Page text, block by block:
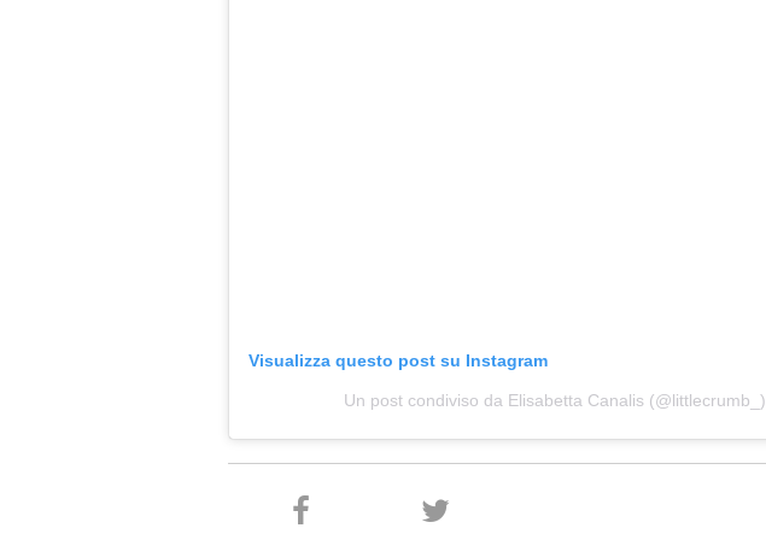
Visualizza questo post su Instagram
Un post condiviso da Elisabetta Canalis (@littlecrumb_)